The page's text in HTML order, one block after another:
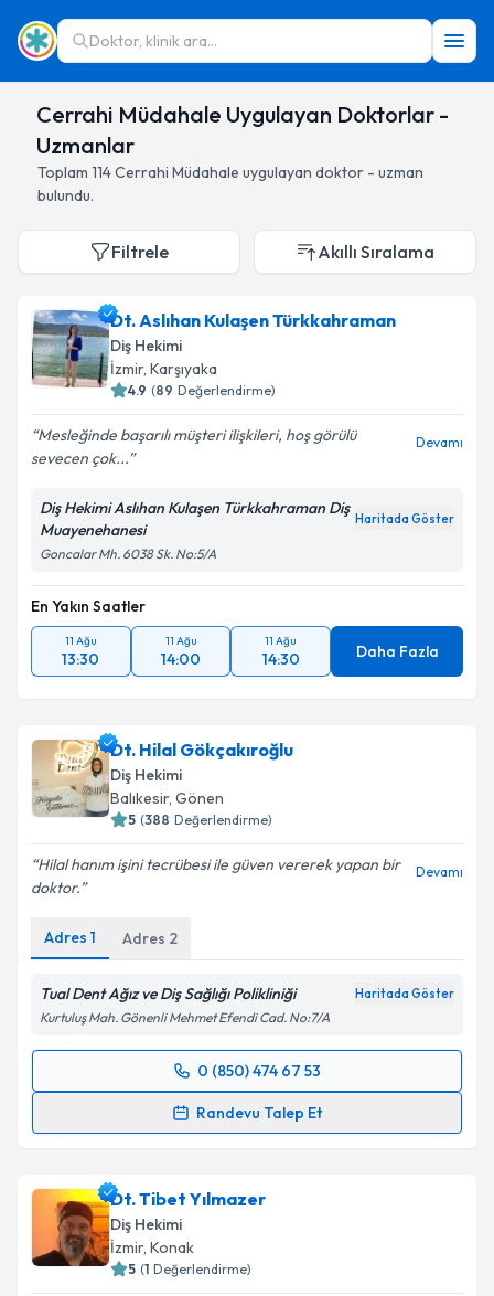
Doktor, klinik ara...
Cerrahi Müdahale Uygulayan Doktorlar -
Uzmanlar
Toplam 114Cerrahi Müdahale uygulayan doktor - uzman
bulundu.
Filtrele Akıllı Sıralama
Dt. Aslıhan Kulaşen Türkkahraman
Diş Hekimi
İzmir, Karşıyaka
4.9 (89 Değerlendirme)
Mesleğinde başarılı müşteri ilişkileri, hoş görülü
sevecen çok...
Devamı
Diş Hekimi Aslıhan Kulaşen Türkkahraman Diş
Muayenehanesi
Haritada Göster
Goncalar Mh. 6038 Sk. No:5/A
En Yakın Saatler
11 Ağu
13:30
11 Ağu
14:00
11 Ağu
14:30 Daha Fazla
Dt. Hilal Gökçakıroğlu
Diş Hekimi
Balıkesir, Gönen
5 (388 Değerlendirme)
Hilal hanım işini tecrübesi ile güven vererek yapan bir
doktor.
Devamı
Adres 1 Adres 2
Tual Dent Ağız ve Diş Sağlığı Polikliniği Haritada Göster
Kurtuluş Mah. Gönenli Mehmet Efendi Cad. No:7/A
0 (850) 474 67 53
Randevu Talep Et
Randevu Takvimi Talebi
takvim hazırlandığında e-posta ile bilgilendireceğiz.
E-posta Adresiniz
Dt. Tibet Yılmazer
Diş Hekimi
İzmir, Konak
5 (1 Değerlendirme)